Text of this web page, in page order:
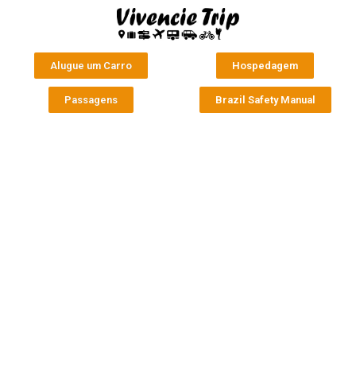
Alugue um Carro Hospedagem
Passagens Brazil Safety Manual